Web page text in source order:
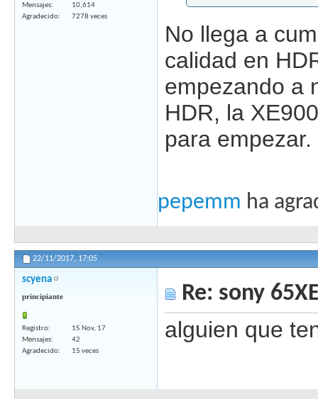
Mensajes
10,614
Agradecido
7278 veces
No llega a
calidad en
empezando a
HDR, la
para empezar.
pepemm ha
22/11/2017, 17:05
scyena
principiante
Registro
15 Nov, 17
Mensajes
42
Agradecido
15 veces
Re: sony
alguien que